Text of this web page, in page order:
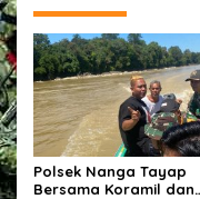
Polsek Nanga Tayap
Bersama Koramil dan